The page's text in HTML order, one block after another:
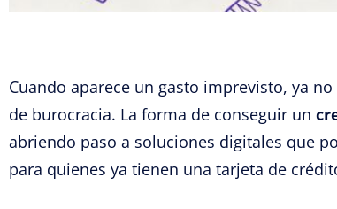
Cuando aparece un gasto imprevisto, ya
de burocracia. La forma de conseguir un
abriendo paso a soluciones digitales que
para quienes ya tienen una tarjeta de